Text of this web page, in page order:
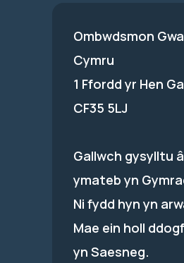
Ombwdsmon
Cymru
1 Ffordd yr Hen
CF35 5LJ
Gallwch gysylltu
ymateb yn
Ni fydd hyn yn
Mae ein holl
yn Saesneg.